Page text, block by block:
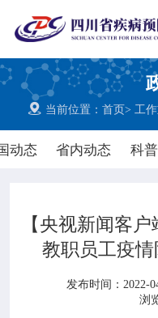
 当前位置：首页>工
动态 省内动态 科

网站首页
中心概况
新闻动态
【央视新闻客
教职员工疫情
发布时间：2022-
浏